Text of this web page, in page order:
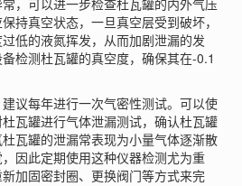
，可以进一步检查杜瓦罐的内外气压
持真空状态，一旦真空层受到破坏，
低的液氮挥发，从而加剧泄漏的发
检测杜瓦罐的真空度，确保其在-0.1
每年进行一次气密性测试。可以使
瓦罐进行气体泄漏测试，确认杜瓦罐
瓦罐的泄漏常表现为小量气体逐渐散
因此定期使用这种仪器检测尤为重
加固密封圈、更换阀门等方式来完